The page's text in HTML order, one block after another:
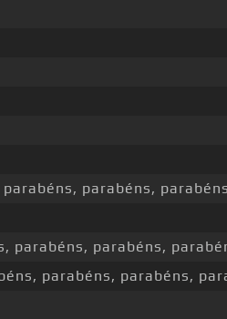
parabéns,
parabéns, parabéns,
parabéns, parabéns,